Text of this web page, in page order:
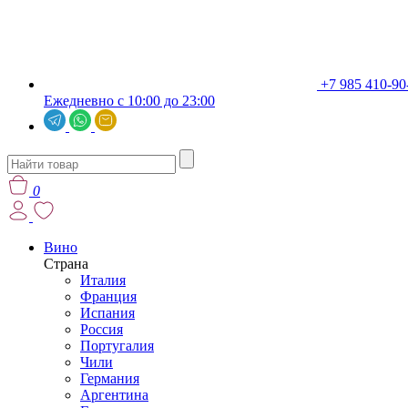
+7 985 410-
Ежедневно с 10:00 до 23:00
0
Вино
Страна
Италия
Франция
Испания
Россия
Португалия
Чили
Германия
Аргентина